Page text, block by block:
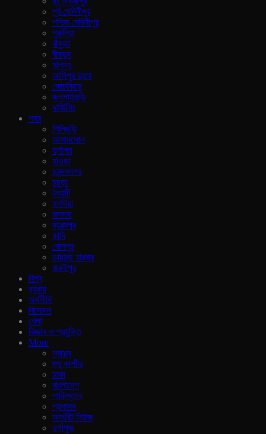
পূর্ব মেদিনীপুর
পশ্চিম মেদিনীপুর
পুরুলিয়া
বাঁকুড়া
বীরভুম
মালদহ
আলিপুর দুয়ার
কোচবিহার
জলপাইগুড়ি
দার্জিলিং
শহর
শিলিগুড়ি
আসানসোল
দুর্গাপুর
হাওড়া
চনন্দননগর
চুচুড়া
নৈহাটি
হলদিয়া
মালদহ
বহরমপুর
কান্দি
বোলপুর
ডায়মন্ড হারবার
বারুইপুর
বিশ্ব
ব‍্যবসা
অর্থনীতি
বিনোদন
খেলা
বিজ্ঞান ও প্রযুক্তি
More
স্বাস্থ্য
জ্ম্মু কাশ্মীর
ঢাকা
বাংলাদেশ
পাকিস্তান
প্রশাসন
অফবিট নিউজ
দুর্গাপূজ